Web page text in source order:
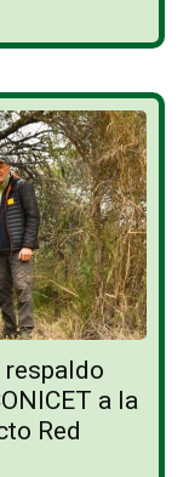
respaldo
a la
Red